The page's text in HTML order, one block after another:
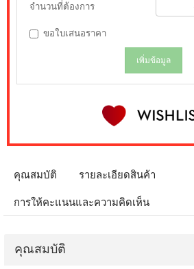
จำนวนที่ต้องการ
ขอใบเสนอราคา
เพิ่มข้อมูล
คุณสมบัติ รายละเอียดสินค้า
การให้คะแนนและความคิดเห็น
คุณสมบัติ